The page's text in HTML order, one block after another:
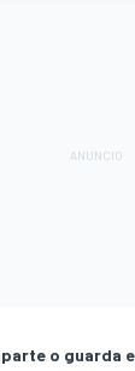
o guarda